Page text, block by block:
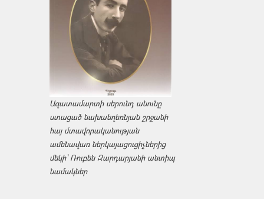
Ազատամարտի սերունդ անունը
ստացած նախաեղեռնյան շրջանի
հայ մտավորականության
ամենավառ ներկայացուցիչներից
մեկի՝ Ռուբեն Զարդարյանի անտիպ
նամակներ